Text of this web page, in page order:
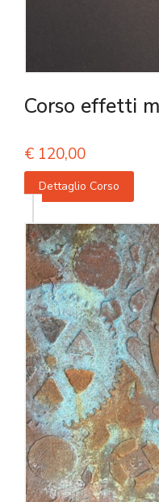
Corso effetti
€ 120,00
Dettaglio Corso